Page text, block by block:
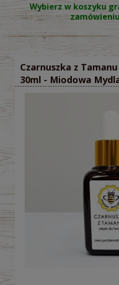
Wybierz w koszyku
Czarnuszka z
30ml - Miodowa